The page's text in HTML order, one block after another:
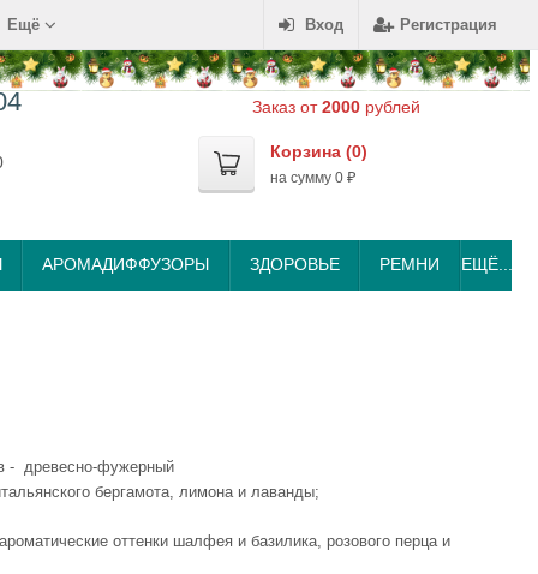
Вход Регистрация
Ещё
Заказ от2000 рублей
Корзина (0)
на сумму 0 ₽
АРОМАДИФФУЗОРЫ ЗДОРОВЬЕ РЕМНИ ЕЩЁ...
- древесно-фужерный
бергамота, лимона и лаванды;
оттенки шалфея и базилика, розового перца и